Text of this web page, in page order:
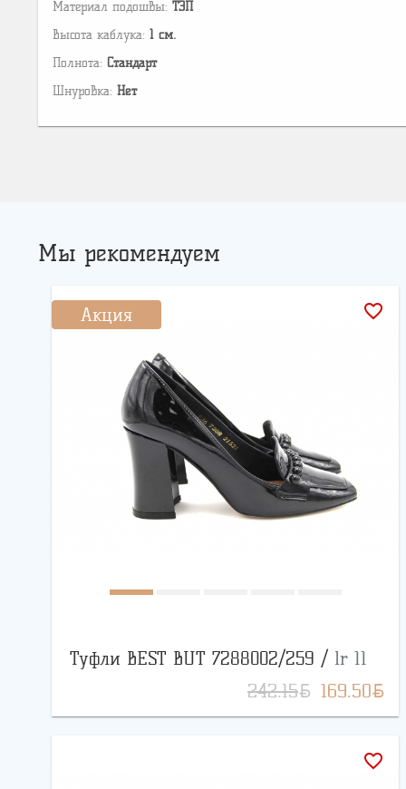
Материал подошвы: ТЭП
Высота каблука: 1 см.
Полнота: Стандарт
Шнуровка: Нет
Мы рекомендуем
Акция favorite_border
Туфли BEST BUT 7288002/259 / lr 11
242.15BYN 169.50BYN
favorite_border